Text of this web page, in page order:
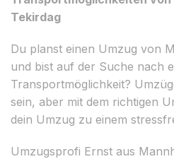
Tekirdag
Du planst einen Umzug von
und bist auf der Suche nach
Transportmöglichkeit?
sein, aber mit dem richtigen
dein Umzug zu einem
Umzugsprofi Ernst aus